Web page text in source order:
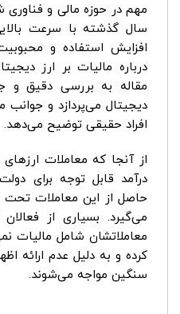
مهم در حوزه مالی و
سال گذشته با سرعت
افزایش استفاده و
درباره مالیات بر ارز
مقاله به بررسی دقیق و
دیجیتال می‌پردازد و
افراد حقیقی توضیح می‌دهد.
از آنجا که معاملات
درآمد قابل توجه برای
حاصل از این معاملات تحت
می‌گیرد. بسیاری از
معاملاتشان شامل مالیات
کرده و به دلیل عدم ارائه
سنگین مواجه می‌شوند.